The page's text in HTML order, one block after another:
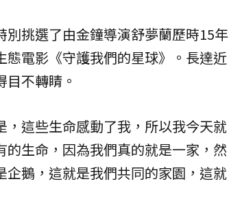
挑選了由金鐘導演舒夢蘭歷時15年
態電影《守護我們的星球》。長達近
不轉睛。
這些生命感動了我，所以我今天就
生命，因為我們真的就是一家，然
鵝，這就是我們共同的家園，這就